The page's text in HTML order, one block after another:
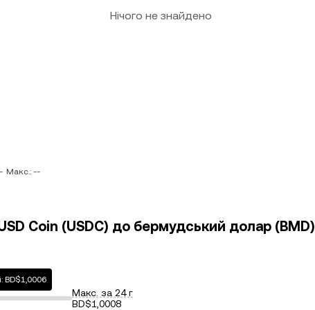
Нічого не знайдено
Макс.: --
Coin (USDC) до бермудський долар (BMD)
BD$1,0006
Макс. за 24 г
BD$1,0008